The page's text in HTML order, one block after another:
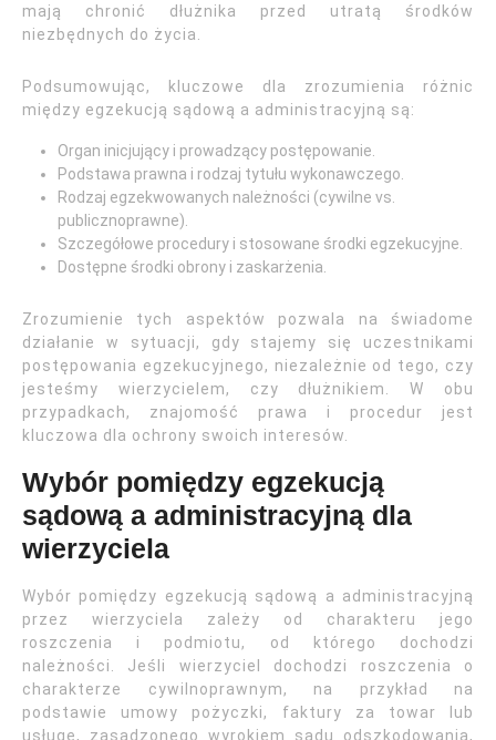
mają chronić dłużnika przed utratą środków
niezbędnych do życia.
Podsumowując, kluczowe dla zrozumienia różnic
między egzekucją sądową a administracyjną są:
Organ inicjujący i prowadzący postępowanie.
Podstawa prawna i rodzaj tytułu wykonawczego.
Rodzaj egzekwowanych należności (cywilne vs.
publicznoprawne).
Szczegółowe procedury i stosowane środki egzekucyjne.
Dostępne środki obrony i zaskarżenia.
Zrozumienie tych aspektów pozwala na świadome
działanie w sytuacji, gdy stajemy się uczestnikami
postępowania egzekucyjnego, niezależnie od tego, czy
jesteśmy wierzycielem, czy dłużnikiem. W obu
przypadkach, znajomość prawa i procedur jest
kluczowa dla ochrony swoich interesów.
Wybór pomiędzy egzekucją
sądową a administracyjną dla
wierzyciela
Wybór pomiędzy egzekucją sądową a administracyjną
przez wierzyciela zależy od charakteru jego
roszczenia i podmiotu, od którego dochodzi
należności. Jeśli wierzyciel dochodzi roszczenia o
charakterze cywilnoprawnym, na przykład na
podstawie umowy pożyczki, faktury za towar lub
usługę, zasądzonego wyrokiem sądu odszkodowania,